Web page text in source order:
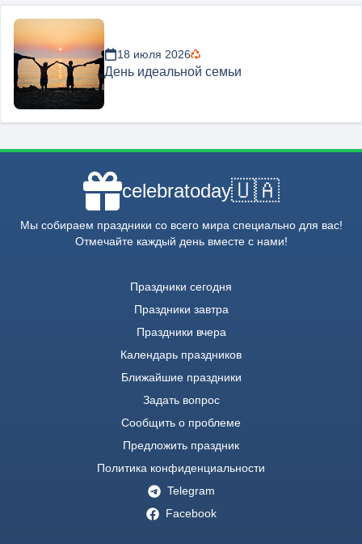
18 июля 2026
День идеальной семьи
celebratoday🇺🇦
Мы собираем праздники со всего мира специально для вас!
Отмечайте каждый день вместе с нами!
Праздники сегодня
Праздники завтра
Праздники вчера
Календарь праздников
Ближайшие праздники
Задать вопрос
Сообщить о проблеме
Предложить праздник
Политика конфиденциальности
Telegram
Facebook